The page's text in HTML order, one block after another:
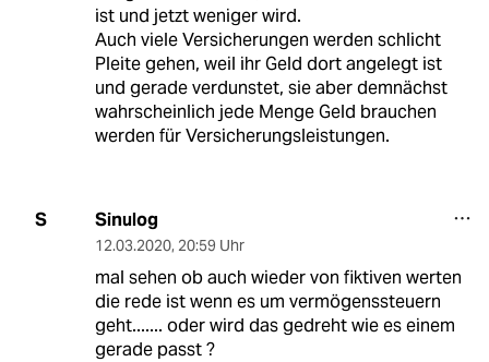
ist und jetzt weniger wird.
Auch viele Versicherungen werden schlicht
Pleite gehen, weil ihr Geld dort angelegt ist
und gerade verdunstet, sie aber demnächst
wahrscheinlich jede Menge Geld brauchen
werden für Versicherungsleistungen.
S Sinulog
12.03.2020, 20:59 Uhr
mal sehen ob auch wieder von fiktiven werten
die rede ist wenn es um vermögenssteuern
geht....... oder wird das gedreht wie es einem
gerade passt ?